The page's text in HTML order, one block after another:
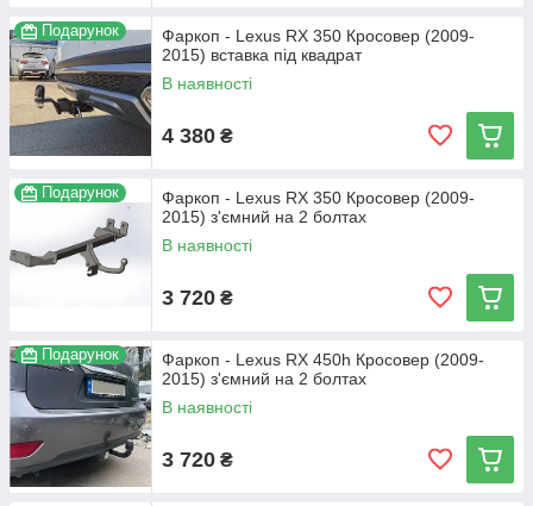
Подарунок
Фаркоп - Lexus RX 350 Кросовер (2009-
2015) вставка під квадрат
В наявності
4 380 ₴
Подарунок
Фаркоп - Lexus RX 350 Кросовер (2009-
2015) з'ємний на 2 болтах
В наявності
3 720 ₴
Подарунок
Фаркоп - Lexus RX 450h Кросовер (2009-
2015) з'ємний на 2 болтах
В наявності
3 720 ₴